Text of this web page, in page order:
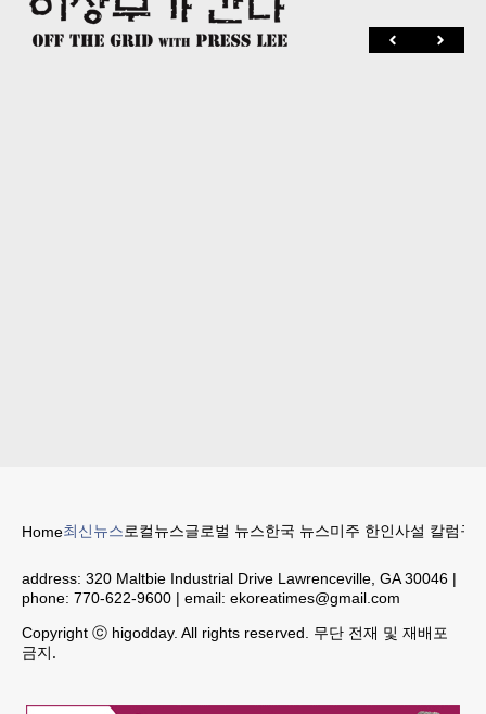
Home최신뉴스로컬뉴스글로벌 뉴스한국 뉴스미주 한인사설 칼럼구
address: 320 Maltbie Industrial Drive Lawrenceville, GA 30046 |
phone: 770-622-9600 | email: ekoreatimes@gmail.com
Copyright ⓒ higodday. All rights reserved. 무단 전재 및 재배포
금지.